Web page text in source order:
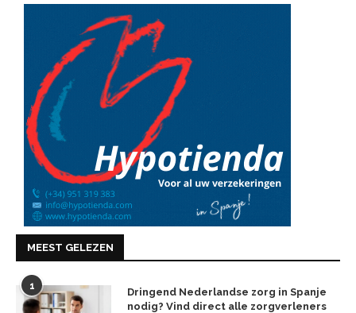
MEEST GELEZEN
1
Dringend Nederlandse zorg in Spanje
nodig? Vind direct alle zorgverleners